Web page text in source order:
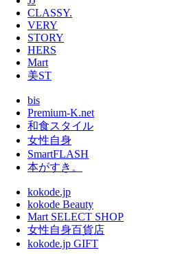
CLASSY.
VERY
STORY
HERS
Mart
美ST
bis
Premium-K.net
和食スタイル
女性自身
SmartFLASH
本がすき。
kokode.jp
kokode Beauty
Mart SELECT SHOP
女性自身百貨店
kokode.jp GIFT